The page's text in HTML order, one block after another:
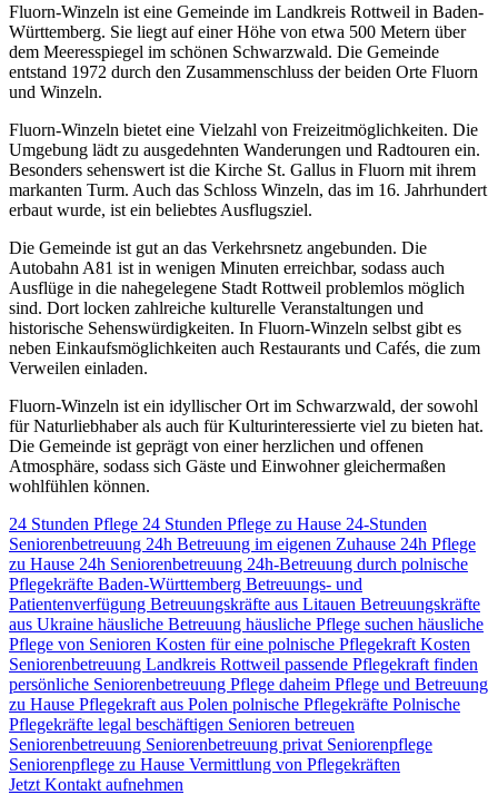
Fluorn-Winzeln ist eine Gemeinde im Landkreis Rottweil in Baden-
Württemberg. Sie liegt auf einer Höhe von etwa 500 Metern über
dem Meeresspiegel im schönen Schwarzwald. Die Gemeinde
entstand 1972 durch den Zusammenschluss der beiden Orte Fluorn
und Winzeln.
Fluorn-Winzeln bietet eine Vielzahl von Freizeitmöglichkeiten. Die
Umgebung lädt zu ausgedehnten Wanderungen und Radtouren ein.
Besonders sehenswert ist die Kirche St. Gallus in Fluorn mit ihrem
markanten Turm. Auch das Schloss Winzeln, das im 16. Jahrhundert
erbaut wurde, ist ein beliebtes Ausflugsziel.
Die Gemeinde ist gut an das Verkehrsnetz angebunden. Die
Autobahn A81 ist in wenigen Minuten erreichbar, sodass auch
Ausflüge in die nahegelegene Stadt Rottweil problemlos möglich
sind. Dort locken zahlreiche kulturelle Veranstaltungen und
historische Sehenswürdigkeiten. In Fluorn-Winzeln selbst gibt es
neben Einkaufsmöglichkeiten auch Restaurants und Cafés, die zum
Verweilen einladen.
Fluorn-Winzeln ist ein idyllischer Ort im Schwarzwald, der sowohl
für Naturliebhaber als auch für Kulturinteressierte viel zu bieten hat.
Die Gemeinde ist geprägt von einer herzlichen und offenen
Atmosphäre, sodass sich Gäste und Einwohner gleichermaßen
wohlfühlen können.
24 Stunden Pflege 24 Stunden Pflege zu Hause 24-Stunden
Seniorenbetreuung 24h Betreuung im eigenen Zuhause 24h Pflege
zu Hause 24h Seniorenbetreuung 24h-Betreuung durch polnische
Pflegekräfte Baden-Württemberg Betreuungs- und
Patientenverfügung Betreuungskräfte aus Litauen Betreuungskräfte
aus Ukraine häusliche Betreuung häusliche Pflege suchen häusliche
Pflege von Senioren Kosten für eine polnische Pflegekraft Kosten
Seniorenbetreuung Landkreis Rottweil passende Pflegekraft finden
persönliche Seniorenbetreuung Pflege daheim Pflege und Betreuung
zu Hause Pflegekraft aus Polen polnische Pflegekräfte Polnische
Pflegekräfte legal beschäftigen Senioren betreuen
Seniorenbetreuung Seniorenbetreuung privat Seniorenpflege
Seniorenpflege zu Hause Vermittlung von Pflegekräften
Jetzt Kontakt aufnehmen